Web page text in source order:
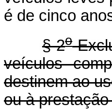
é de cinco
§ 2o
veículos
destinem ao
ou à